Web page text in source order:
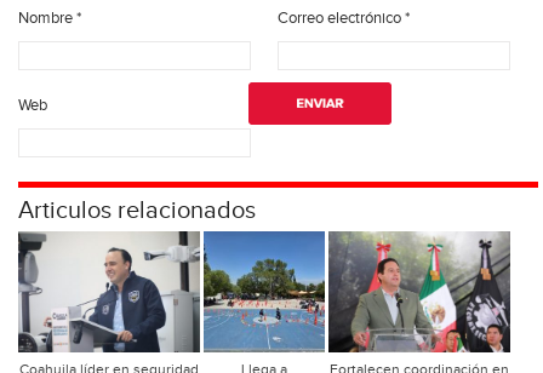
Nombre* Correo electrónico*
Web
Articulos relacionados
Coahuila líder en seguridad Llega a Fortalecen coordinación en